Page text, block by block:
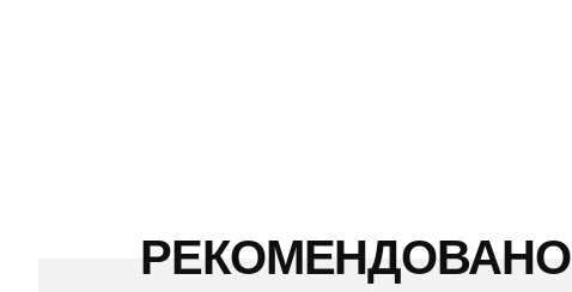
РЕКОМЕНДОВАНО